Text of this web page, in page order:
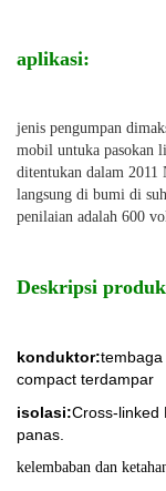
aplikasi:
jenis pengumpan
mobil untuka pasokan
ditentukan dalam 2011
langsung di bumi di
penilaian adalah 600
Deskripsi
konduktor:tembaga
compact terdampar
isolasi:Cross-linked
panas.
kelembaban dan